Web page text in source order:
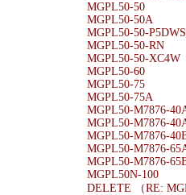
MGPL50-50
MGPL50-50A
MGPL50-50-
MGPL50-50-RN
MGPL50-50-XC4W
MGPL50-60
MGPL50-75
MGPL50-75A
MGPL50-M7876-
MGPL50-M7876-
MGPL50-M7876-
MGPL50-M7876-
MGPL50-M7876-
MGPL50N-100
DELETE （RE: